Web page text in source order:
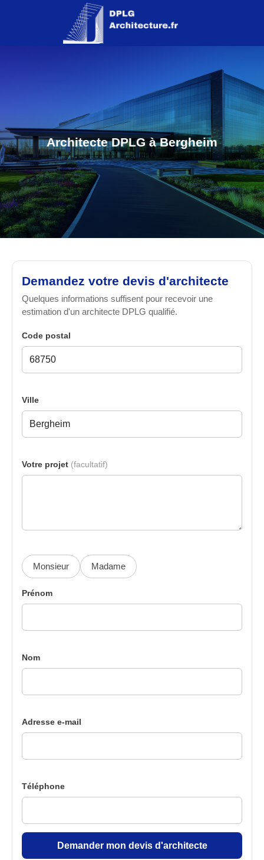
Architecte DPLG à Bergheim
Demandez votre devis d'architecte
Quelques informations suffisent pour recevoir une
estimation d'un architecte DPLG qualifié.
Code postal
Ville
Votre projet (facultatif)
Monsieur Madame
Prénom
Nom
Adresse e-mail
Téléphone
Demander mon devis d'architecte